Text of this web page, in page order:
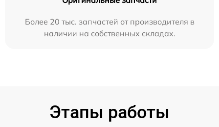
Более 20 тыс. запчастей от производителя в
наличии на собственных складах.
Этапы работы